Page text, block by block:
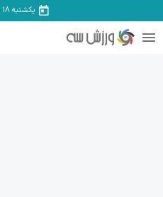
یکشنبه ۱۸ مرداد